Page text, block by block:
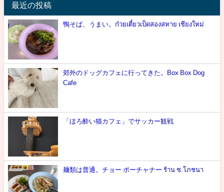
最近の投稿
鴨そば、うまい。ก๋วยเตี๋ยวเป็ดสองสหาย เชียงใหม่
郊外のドッグカフェに行ってきた。Box Box Dog
Cafe
「ほろ酔い猫カフェ」でサッカー観戦
麺類は普通。チョー ポーチャナー ร้าน ช.โภชนา